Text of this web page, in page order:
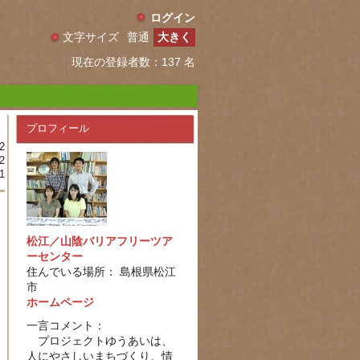
ログイン
現在の登録者数：137 名
文字サイズ 普通 大きく
プロフィール
松江／山陰バリアフリーツア
ーセンター
住んでいる場所： 島根県松江
市
ホームページ
一言コメント：
プロジェクトゆうあいは、
人にやさしいまちづくり、情